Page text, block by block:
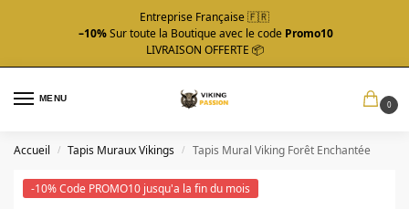
Entreprise Française 🇫🇷
–10%Sur toute la Boutique avec le code Promo10
LIVRAISON OFFERTE 📦
MENU
0
Accueil / Tapis Muraux Vikings / Tapis Mural Viking Forêt Enchantée
-10% Code PROMO10 jusqu'a la fin du mois